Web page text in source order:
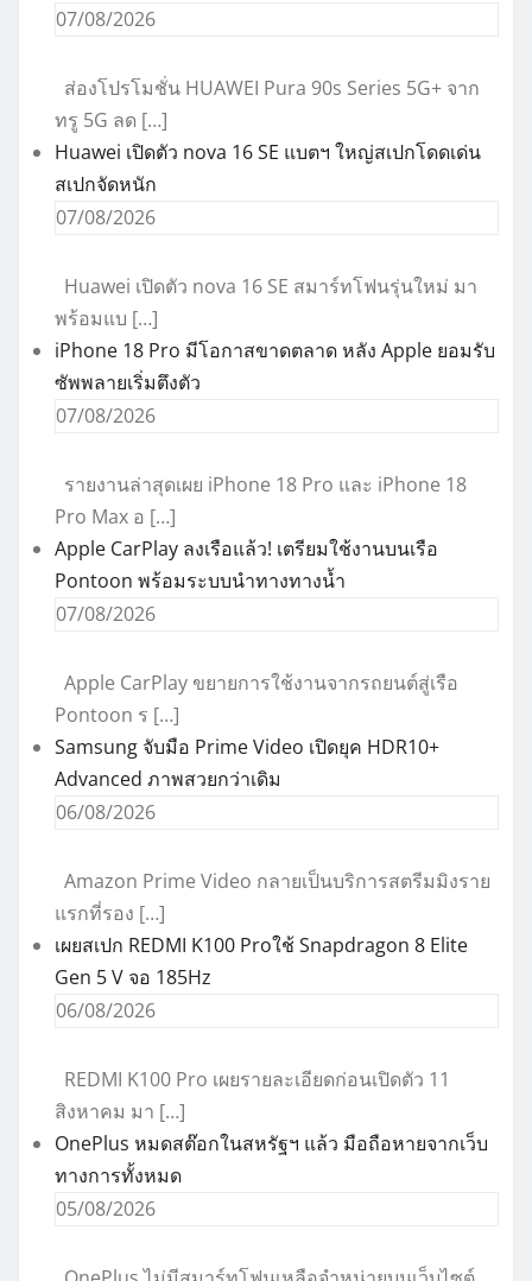
07/08/2026
ส่องโปรโมชั่น HUAWEI Pura 90s Series 5G+ จาก
ทรู 5G ลด […]
Huawei เปิดตัว nova 16 SE แบตฯ ใหญ่สเปกโดดเด่น
สเปกจัดหนัก
07/08/2026
Huawei เปิดตัว nova 16 SE สมาร์ทโฟนรุ่นใหม่ มา
พร้อมแบ […]
iPhone 18 Pro มีโอกาสขาดตลาด หลัง Apple ยอมรับ
ซัพพลายเริ่มตึงตัว
07/08/2026
รายงานล่าสุดเผย iPhone 18 Pro และ iPhone 18
Pro Max อ […]
Apple CarPlay ลงเรือแล้ว! เตรียมใช้งานบนเรือ
Pontoon พร้อมระบบนำทางทางน้ำ
07/08/2026
Apple CarPlay ขยายการใช้งานจากรถยนต์สู่เรือ
Pontoon ร […]
Samsung จับมือ Prime Video เปิดยุค HDR10+
Advanced ภาพสวยกว่าเดิม
06/08/2026
Amazon Prime Video กลายเป็นบริการสตรีมมิงราย
แรกที่รอง […]
เผยสเปก REDMI K100 Proใช้ Snapdragon 8 Elite
Gen 5 V จอ 185Hz
06/08/2026
REDMI K100 Pro เผยรายละเอียดก่อนเปิดตัว 11
สิงหาคม มา […]
OnePlus หมดสต๊อกในสหรัฐฯ แล้ว มือถือหายจากเว็บ
ทางการทั้งหมด
05/08/2026